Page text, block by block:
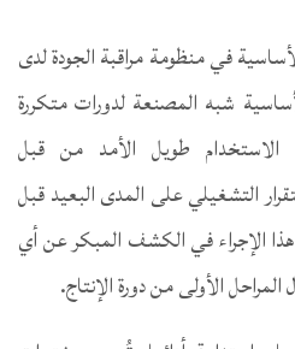
في منظومة مراقبة الجودة لدى
شبه المصنعة لدورات متكررة
طويل الأمد من قبل
التشغيلي على المدى البعيد قبل
الإجراء في الكشف المبكر عن أي
الأولى من دورة الإنتاج.